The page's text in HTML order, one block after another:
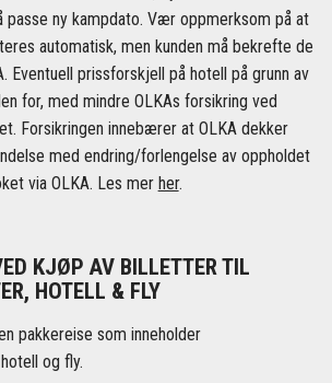
passe ny kampdato. Vær oppmerksom på at
automatisk, men kunden må bekrefte de
Eventuell prissforskjell på hotell på grunn av
for, med mindre OLKAs forsikring ved
Forsikringen innebærer at OLKA dekker
med endring/forlengelse av oppholdet
via OLKA. Les mer her.
KJØP AV BILLETTER TIL
HOTELL & FLY
pakkereise som inneholder
og fly.